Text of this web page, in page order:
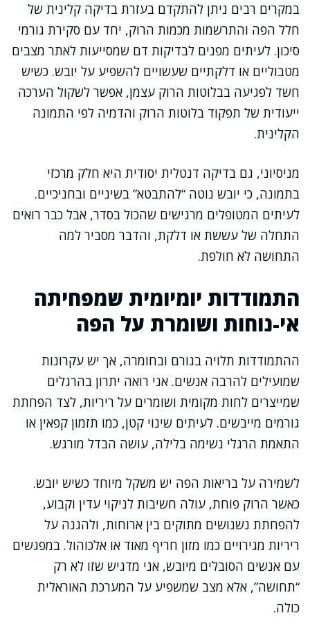
במקרים רבים ניתן להתקדם בעזרת בדיקה קלינית של
חלל הפה והתרשמות מכמות הרוק, יחד עם סקירת גורמי
סיכון. לעיתים מפנים לבדיקות דם שמסייעות לאתר מצבים
מטבוליים או דלקתיים שעשויים להשפיע על יובש. כשיש
חשד לפגיעה בבלוטות הרוק עצמן, אפשר לשקול הערכה
ייעודית של תפקוד בלוטות הרוק והדמיה לפי התמונה
הקלינית.
מניסיוני, גם בדיקה דנטלית יסודית היא חלק מרכזי
בתמונה, כי יובש נוטה “להתבטא” בשיניים ובחניכיים.
לעיתים המטופלים מרגישים שהכול בסדר, אבל כבר רואים
התחלה של עששת או דלקת, והדבר מסביר למה
התחושה לא חולפת.
התמודדות יומיומית שמפחיתה
אי-נוחות ושומרת על הפה
ההתמודדות תלויה בגורם ובחומרה, אך יש עקרונות
שמועילים להרבה אנשים. אני רואה יתרון בהרגלים
שמייצרים לחות מקומית ושומרים על ריריות, לצד הפחתת
גורמים מייבשים. לעיתים שינוי קטן, כמו תזמון קפאין או
התאמת הרגלי נשימה בלילה, עושה הבדל מורגש.
לשמירה על בריאות הפה יש משקל מיוחד כשיש יובש.
כאשר הרוק פוחת, עולה חשיבות לניקוי עדין וקבוע,
להפחתת נשנושים מתוקים בין ארוחות, ולהגנה על
ריריות מגירויים כמו מזון חריף מאוד או אלכוהול. במפגשים
עם אנשים הסובלים מיובש, אני מדגיש שזו לא רק
“תחושה”, אלא מצב שמשפיע על המערכת האוראלית
כולה.